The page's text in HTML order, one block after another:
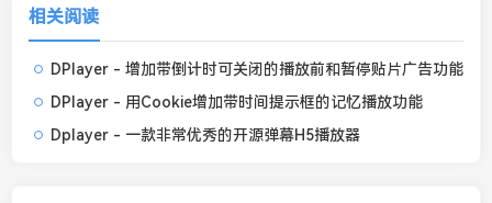
相关阅读
DPlayer - 增加带倒计时可关闭的播放前和暂停贴片广告功能
DPlayer - 用Cookie增加带时间提示框的记忆播放功能
Dplayer - 一款非常优秀的开源弹幕H5播放器